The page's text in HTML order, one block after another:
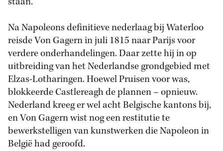
Na Napoleons definitieve nederlaag bij Waterloo
reisde Von Gagern in juli 1815 naar Parijs voor
verdere onderhandelingen. Daar zette hij in op
uitbreiding van het Nederlandse grondgebied met
Elzas-Lotharingen. Hoewel Pruisen voor was,
blokkeerde Castlereagh de plannen – opnieuw.
Nederland kreeg er wel acht Belgische kantons bij,
en Von Gagern wist nog een restitutie te
bewerkstelligen van kunstwerken die Napoleon in
België had geroofd.